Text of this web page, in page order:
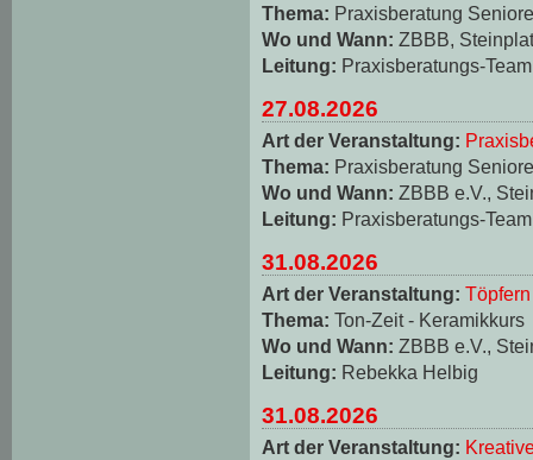
Thema: Praxisberatung
Wo und Wann: ZBBB,
Leitung: Praxisberatungs-Team
27.08.2026
Art der Veranstaltung:
Thema: Praxisberatung
Wo und Wann: ZBBB e.V.,
Leitung: Praxisberatungs-Team
31.08.2026
Art der Veranstaltung: Töpfern
Thema: Ton-Zeit - Keramikkurs
Wo und Wann: ZBBB e.V.,
Leitung: Rebekka Helbig
31.08.2026
Art der Veranstaltung: